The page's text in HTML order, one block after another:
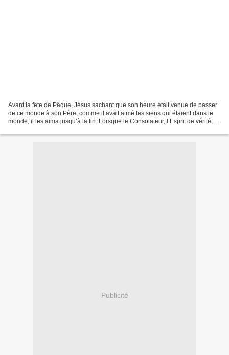
Avant la fête de Pâque, Jésus sachant que son heure était venue de passer
de ce monde à son Père, comme il avait aimé les siens qui étaient dans le
monde, il les aima jusqu’à la fin. Lorsque le Consolateur, l’Esprit de vérité,
Publicité